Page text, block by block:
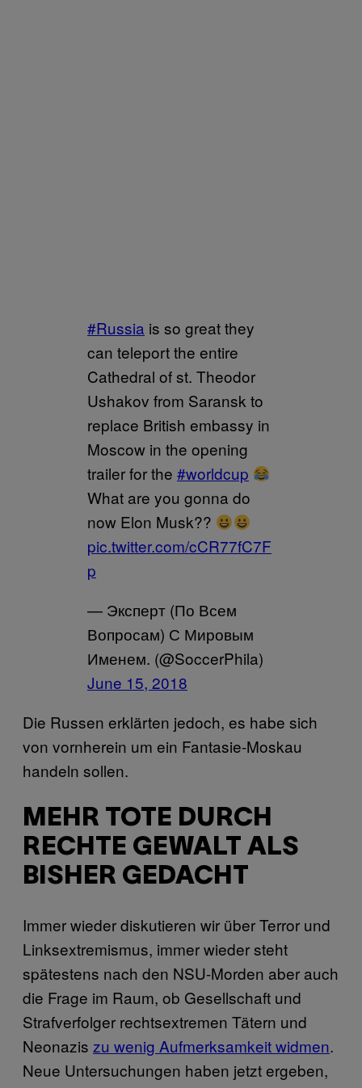
#Russia is so great they
can teleport the entire
Cathedral of st. Theodor
Ushakov from Saransk to
replace British embassy in
Moscow in the opening
trailer for the #worldcup
What are you gonna do
now Elon Musk??
pic.twitter.com/cCR77fC7F
p
— Эксперт (По Всем
Вопросам) С Мировым
Именем. (@SoccerPhila)
June 15, 2018
Die Russen erklärten jedoch, es habe sich
von vornherein um ein Fantasie-Moskau
handeln sollen.
MEHR TOTE DURCH
RECHTE GEWALT ALS
BISHER GEDACHT
Immer wieder diskutieren wir über Terror und
Linksextremismus, immer wieder steht
spätestens nach den NSU-Morden aber auch
die Frage im Raum, ob Gesellschaft und
Strafverfolger rechtsextremen Tätern und
Neonazis zu wenig Aufmerksamkeit widmen.
Neue Untersuchungen haben jetzt ergeben,